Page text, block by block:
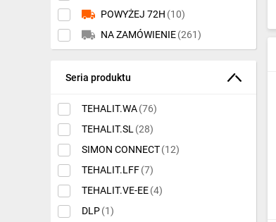
Wentylacja i rekuperacja
podpodłogowych (501)
POWYŻEJ 72H (10)
NA ZAMÓWIENIE(261)
Seria produktu
TEHALIT.WA(76)
TEHALIT.SL (28)
SIMON CONNECT(12)
TEHALIT.LFF(7)
TEHALIT.VE-EE(4)
DLP(1)